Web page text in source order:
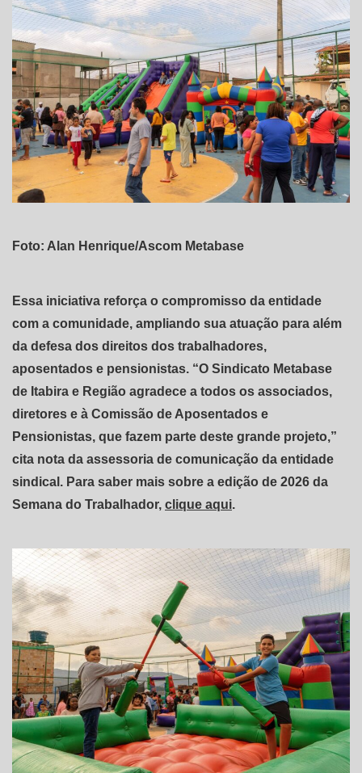
Foto: Alan Henrique/Ascom Metabase
Essa iniciativa reforça o compromisso da entidade
com a comunidade, ampliando sua atuação para além
da defesa dos direitos dos trabalhadores,
aposentados e pensionistas. “O Sindicato Metabase
de Itabira e Região agradece a todos os associados,
diretores e à Comissão de Aposentados e
Pensionistas, que fazem parte deste grande projeto,”
cita nota da assessoria de comunicação da entidade
sindical. Para saber mais sobre a edição de 2026 da
Semana do Trabalhador, clique aqui.